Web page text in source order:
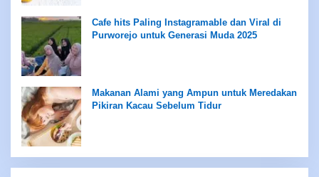
Cafe hits Paling Instagramable dan Viral di
Purworejo untuk Generasi Muda 2025
Makanan Alami yang Ampun untuk Meredakan
Pikiran Kacau Sebelum Tidur